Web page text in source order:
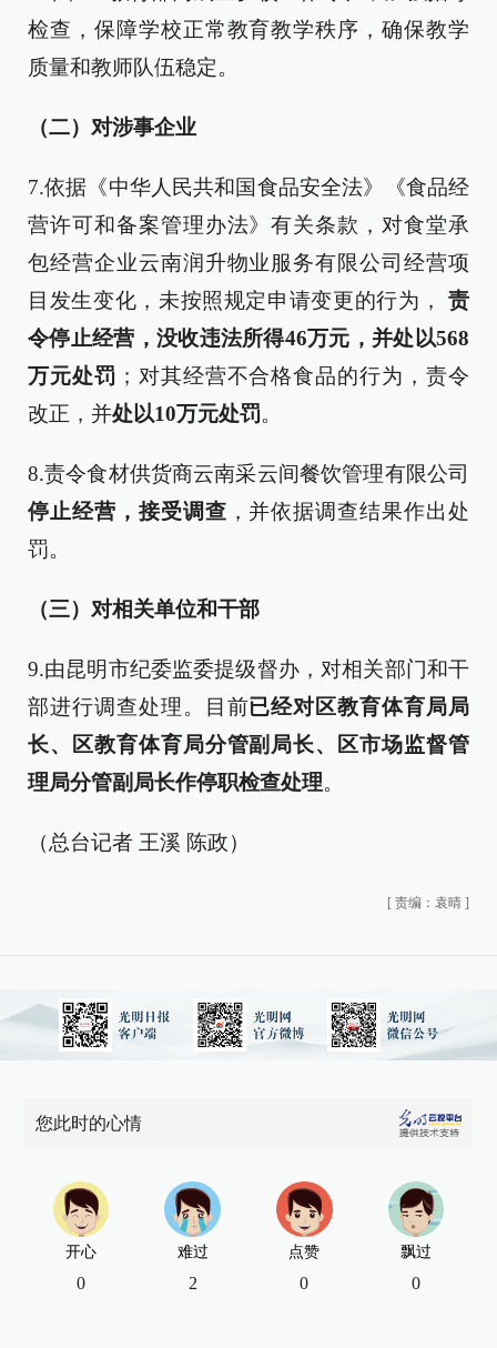
检查，保障学校正常教育教学秩序，确保教学
质量和教师队伍稳定。
（二）对涉事企业
7.依据《中华人民共和国食品安全法》《食品经
营许可和备案管理办法》有关条款，对食堂承
包经营企业云南润升物业服务有限公司经营项
目发生变化，未按照规定申请变更的行为，
责
令停止经营，没收违法所得46万元，并处以568
万元处罚 ；对其经营不合格食品的行为，责令
改正，并处以10万元处罚。
8.责令食材供货商云南采云间餐饮管理有限公司
停止经营，接受调查 ，并依据调查结果作出处
罚。
（三）对相关单位和干部
9.由昆明市纪委监委提级督办，对相关部门和干
部进行调查处理。目前已经对区教育体育局局
长、区教育体育局分管副局长、区市场监督管
理局分管副局长作停职检查处理。
（总台记者 王溪 陈政）
[ 责编：袁晴 ]
您此时的心情
开心
0
难过
2
点赞
0
飘过
0